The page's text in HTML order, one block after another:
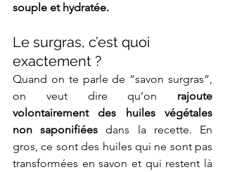
souple et hydratée.
Le surgras, c’est quoi
exactement ?
Quand on te parle de “savon surgras”,
on veut dire qu’on rajoute
volontairement des huiles végétales
non saponifiées dans la recette. En
gros, ce sont des huiles qui ne sont pas